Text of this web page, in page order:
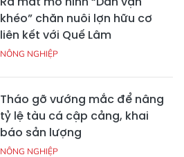
khéo” chăn nuôi lợn hữu cơ
liên kết với Quế Lâm
NÔNG NGHIỆP
Tháo gỡ vướng mắc để nâng
tỷ lệ tàu cá cập cảng, khai
báo sản lượng
NÔNG NGHIỆP